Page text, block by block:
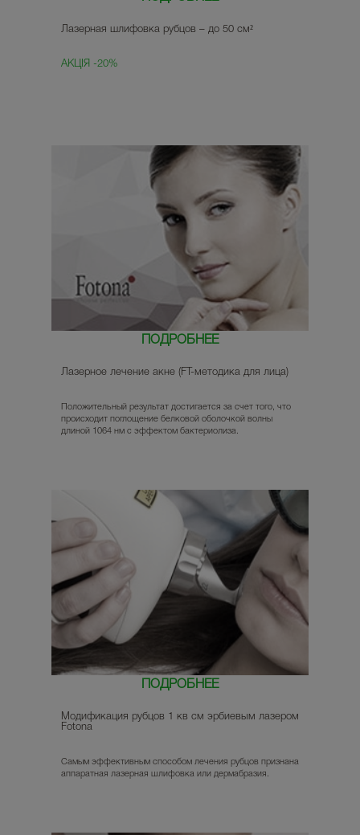
Лазерная шлифовка рубцов – до 50 см²
АКЦІЯ -20%
ПОДРОБНЕЕ
Лазерное лечение акне (FT-методика для лица)
Положительный результат достигается за счет того, что
происходит поглощение белковой оболочкой волны
длиной 1064 нм с эффектом бактериолиза.
ПОДРОБНЕЕ
Модификация рубцов 1 кв см эрбиевым лазером
Fotona
Самым эффективным способом лечения рубцов признана
аппаратная лазерная шлифовка или дермабразия.